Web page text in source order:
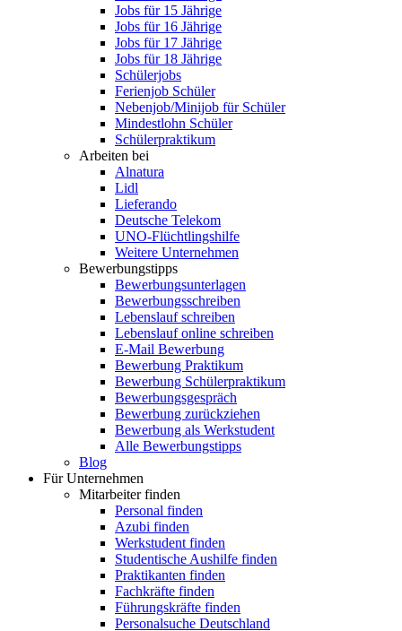
Jobs für 15 Jährige
Jobs für 16 Jährige
Jobs für 17 Jährige
Jobs für 18 Jährige
Schülerjobs
Ferienjob Schüler
Nebenjob/Minijob für Schüler
Mindestlohn Schüler
Schülerpraktikum
Arbeiten bei
Alnatura
Lidl
Lieferando
Deutsche Telekom
UNO-Flüchtlingshilfe
Weitere Unternehmen
Bewerbungstipps
Bewerbungsunterlagen
Bewerbungsschreiben
Lebenslauf schreiben
Lebenslauf online schreiben
E-Mail Bewerbung
Bewerbung Praktikum
Bewerbung Schülerpraktikum
Bewerbungsgespräch
Bewerbung zurückziehen
Bewerbung als Werkstudent
Alle Bewerbungstipps
Blog
Für Unternehmen
Mitarbeiter finden
Personal finden
Azubi finden
Werkstudent finden
Studentische Aushilfe finden
Praktikanten finden
Fachkräfte finden
Führungskräfte finden
Personalsuche Deutschland